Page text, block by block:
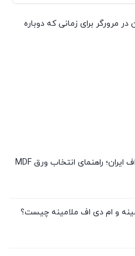
بهترین برندهای ام دی اف ایران؛ راهنمای انتخاب ورق MDF
و ام دی اف ملامینه چیست؟
مرورگر برای زمانی که دوباره